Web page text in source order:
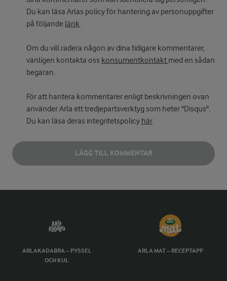
Du kan läsa Arlas policy för hantering av personuppgifter
på följande länk.
Om du vill radera någon av dina tidigare kommentarer,
vänligen kontakta oss konsumentkontakt med en sådan
begäran.
För att hantera kommentarer enligt beskrivningen ovan
använder Arla ett tredjepartsverktyg som heter "Disqus".
Du kan läsa deras integritetspolicy här.
LÄGG TILL KOMMENTAR
ARLAKADABRA – PYSSEL
OCH KUL
ARLA MAT – RECEPTAPP